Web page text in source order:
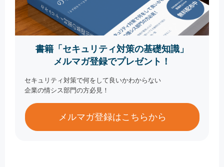
書籍「セキュリティ対策の基礎知識」
メルマガ登録でプレゼント！
セキュリティ対策で何をして良いかわからない
企業の情シス部門の方必見！
メルマガ登録はこちらから